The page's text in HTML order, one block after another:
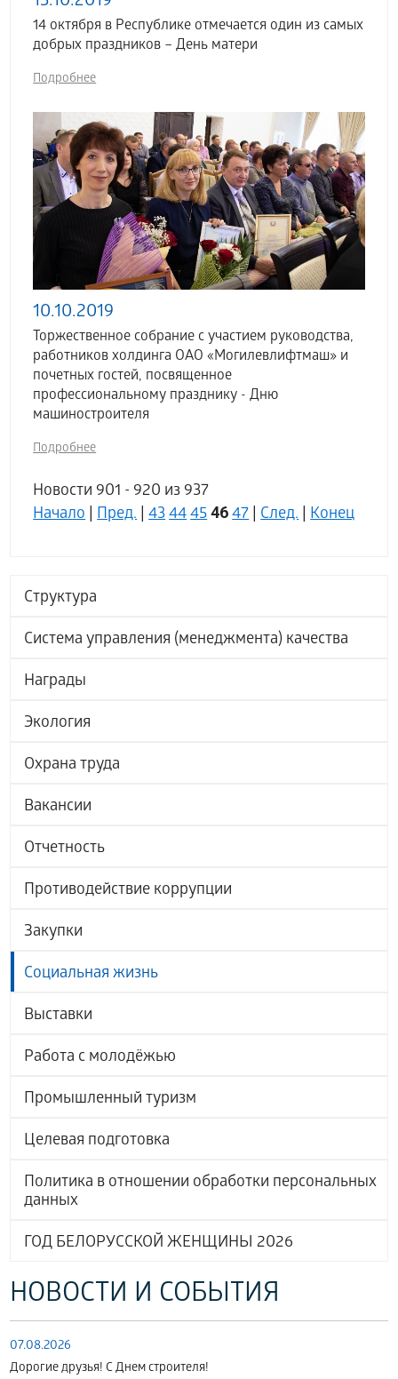
Структура
Система управления (менеджмента) качества
Награды
Экология
Охрана труда
Вакансии
Отчетность
Противодействие коррупции
Закупки
Социальная жизнь
Выставки
Работа с молодёжью
Промышленный туризм
Целевая подготовка
Политика в отношении обработки персональных
данных
ГОД БЕЛОРУССКОЙ ЖЕНЩИНЫ 2026
НОВОСТИ И СОБЫТИЯ
07.08.2026
Дорогие друзья! С Днем строителя!
14 октября в Республике отмечается один из самых
добрых праздников – День матери
Подробнее
10.10.2019
Торжественное собрание с участием руководства,
работников холдинга ОАО «Могилевлифтмаш» и
почетных гостей, посвященное
профессиональному празднику - Дню
машиностроителя
Подробнее
Новости 901 - 920 из 937
Начало|Пред.|43444546 47|След.|Конец